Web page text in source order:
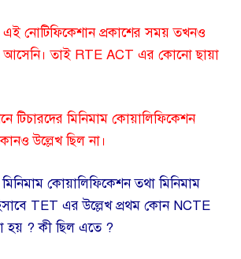
নোটিফিকেশান প্রকাশের সময় তখনও
তাই RTE ACT এর কোনো ছায়া
টিচারদের মিনিমাম কোয়ালিফিকেশন
উল্লেখ ছিল না।
মিনিমাম কোয়ালিফিকেশন তথা মিনিমাম
TET এর উল্লেখ প্রথম কোন NCTE
হয় ? কী ছিল এতে ?